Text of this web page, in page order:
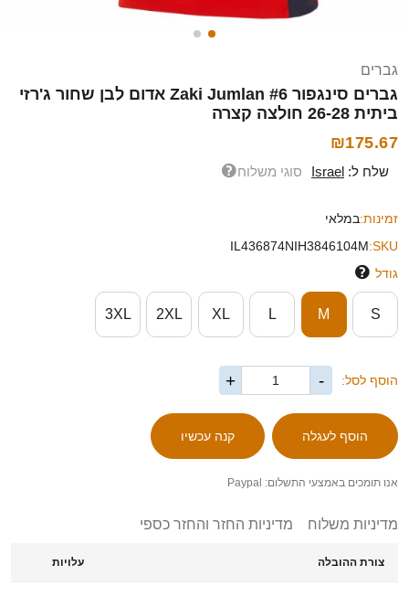
גברים
גברים סינגפור Zaki Jumlan #6 אדום לבן שחור ג'רזי
ביתית 26-28 חולצה קצרה
₪175.67
שלח ל: Israel סוגי משלוח
זמינות:במלאי
SKU:
IL436874NIH3846104M
גודל
S
M
L
XL
2XL
3XL
הוסף לסל: -
+
אנו תומכים באמצעי התשלום: Paypal
מדיניות משלוח מדיניות החזר והחזר כספי
צורת ההובלה עלויות